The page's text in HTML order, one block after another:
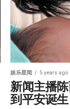
娱乐星闻 5 years ago
新闻主播
到平安诞生